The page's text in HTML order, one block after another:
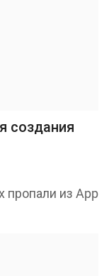
создания
пропали из App